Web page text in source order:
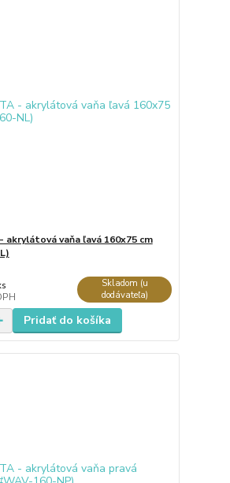
akrylátová vaňa ľavá 160x75 cm
Skladom (u
dodávateľa)
Pridať do košíka